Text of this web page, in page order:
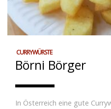
CURRYWÜRSTE
Börni Börger
In Österreich eine gute